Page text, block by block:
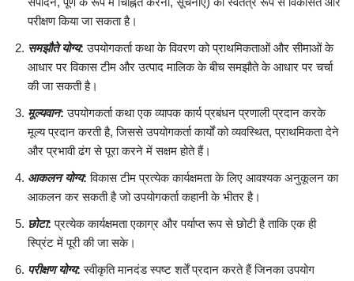
परीक्षण किया जा सकता है।
समझौते योग्य: उपयोगकर्ता कथा के विवरण को प्राथमिकताओं और सीमाओं के
आधार पर विकास टीम और उत्पाद मालिक के बीच समझौते के आधार पर चर्चा
की जा सकती है।
मूल्यवान: उपयोगकर्ता कथा एक व्यापक कार्य प्रबंधन प्रणाली प्रदान करके
मूल्य प्रदान करती है, जिससे उपयोगकर्ता कार्यों को व्यवस्थित, प्राथमिकता देने
और प्रभावी ढंग से पूरा करने में सक्षम होते हैं।
आकलन योग्य: विकास टीम प्रत्येक कार्यक्षमता के लिए आवश्यक अनुकूलन का
आकलन कर सकती है जो उपयोगकर्ता कहानी के भीतर है।
छोटा: प्रत्येक कार्यक्षमता एकाग्र और पर्याप्त रूप से छोटी है ताकि एक ही
स्प्रिंट में पूरी की जा सके।
परीक्षण योग्य: स्वीकृति मानदंड स्पष्ट शर्तें प्रदान करते हैं जिनका उपयोग